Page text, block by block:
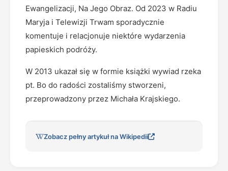
Ewangelizacji, Na Jego Obraz. Od 2023 w Radiu
Maryja i Telewizji Trwam sporadycznie
komentuje i relacjonuje niektóre wydarzenia
papieskich podróży.
W 2013 ukazał się w formie książki wywiad rzeka
pt. Bo do radości zostaliśmy stworzeni,
przeprowadzony przez Michała Krajskiego.
Zobacz pełny artykuł na Wikipedii